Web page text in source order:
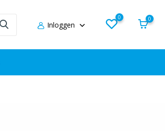
Inloggen
0 0